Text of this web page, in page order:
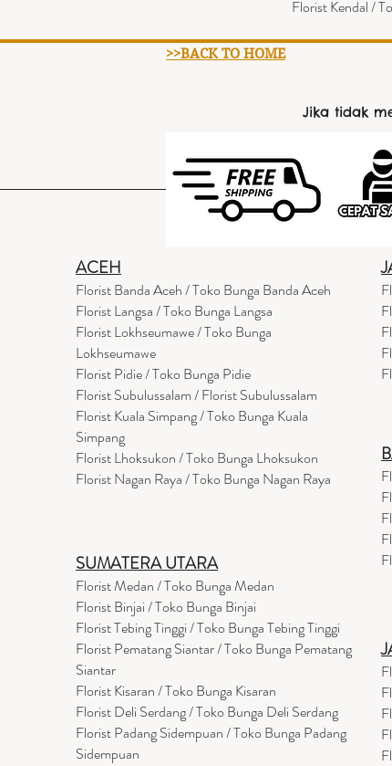
Florist Kendal /
>>BACK TO HOME
Jika tidak
ACEH
Florist Banda Aceh / Toko Bunga Banda Aceh
Florist Langsa / Toko Bunga Langsa
Florist Lokhseumawe / Toko Bunga
Lokhseumawe
Florist Pidie / Toko Bunga Pidie
Florist Subulussalam / Florist Subulussalam
Florist Kuala Simpang / Toko Bunga Kuala
Simpang
Florist Lhoksukon / Toko Bunga Lhoksukon
Florist Nagan Raya / Toko Bunga Nagan Raya
SUMATERA UTARA
Florist Medan / Toko Bunga Medan
Florist Binjai / Toko Bunga Binjai
Florist Tebing Tinggi / Toko Bunga Tebing Tinggi
Florist Pematang Siantar / Toko Bunga Pematang
Siantar
Florist Kisaran / Toko Bunga Kisaran
Florist Deli Serdang / Toko Bunga Deli Serdang
Florist Padang Sidempuan / Toko Bunga Padang
Sidempuan